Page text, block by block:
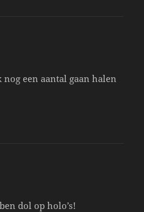
een aantal gaan halen
dol op holo’s!